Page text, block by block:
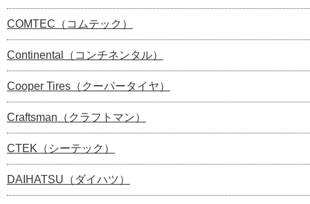
COMTEC（コムテック）
Continental（コンチネンタル）
Cooper Tires（クーパータイヤ）
Craftsman（クラフトマン）
CTEK（シーテック）
DAIHATSU（ダイハツ）